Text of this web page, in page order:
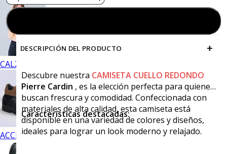
CALZADO
ACCESORIOS
DESCRIPCIÓN DEL PRODUCTO +
Descubre nuestra CAMISETA CUELLO REDONDO
Pierre Cardin , es la elección perfecta para quienes
buscan frescura y comodidad. Confeccionada con
materiales de alta calidad, esta camiseta está
disponible en una variedad de colores y diseños,
ideales para lograr un look moderno y relajado.
Características destacadas: